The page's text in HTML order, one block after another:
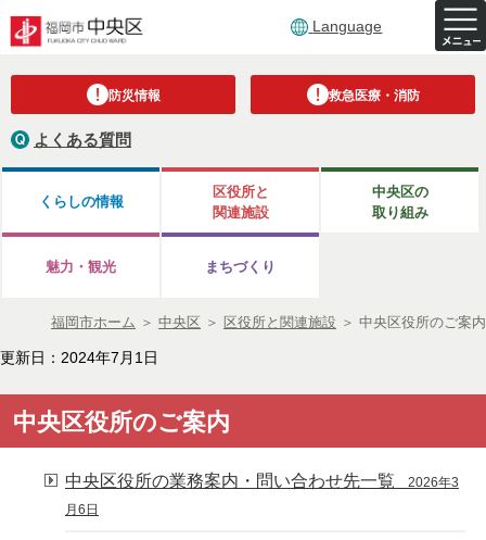
Language
防災情報 救急医療・消防
よくある質問
くらしの情報
区役所と
関連施設
中央区の
取り組み
魅力・観光 まちづくり
福岡市ホーム ＞ 中央区 ＞ 区役所と関連施設 ＞ 中央区役所のご案内
更新日：2024年7月1日
中央区役所のご案内
中央区役所の業務案内・問い合わせ先一覧 2026年3
月6日